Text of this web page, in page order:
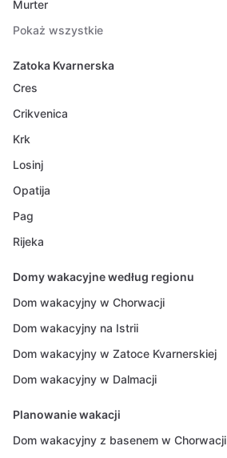
Murter
Pokaż wszystkie
Zatoka Kvarnerska
Cres
Crikvenica
Krk
Losinj
Opatija
Pag
Rijeka
Domy wakacyjne według regionu
Dom wakacyjny w Chorwacji
Dom wakacyjny na Istrii
Dom wakacyjny w Zatoce Kvarnerskiej
Dom wakacyjny w Dalmacji
Planowanie wakacji
Dom wakacyjny z basenem w Chorwacji